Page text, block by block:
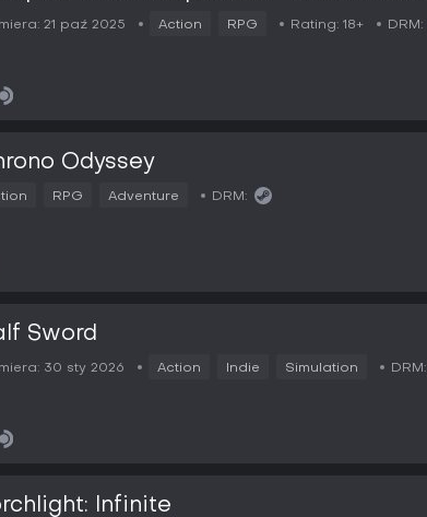
21 paź 2025 Action RPG Rating: 18+ DRM:
Odyssey
RPG Adventure DRM:
Sword
30 sty 2026 Action Indie Simulation DRM:
Infinite